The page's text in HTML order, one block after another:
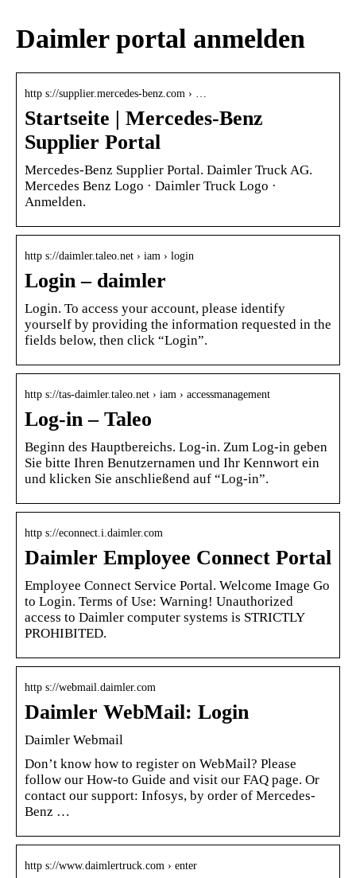
Daimler portal anmelden
http s://supplier.mercedes-benz.com › …
Startseite | Mercedes-Benz
Supplier Portal
Mercedes-Benz Supplier Portal. Daimler Truck AG.
Mercedes Benz Logo · Daimler Truck Logo ·
Anmelden.
http s://daimler.taleo.net › iam › login
Login – daimler
Login. To access your account, please identify
yourself by providing the information requested in the
fields below, then click “Login”.
http s://tas-daimler.taleo.net › iam › accessmanagement
Log-in – Taleo
Beginn des Hauptbereichs. Log-in. Zum Log-in geben
Sie bitte Ihren Benutzernamen und Ihr Kennwort ein
und klicken Sie anschließend auf “Log-in”.
http s://econnect.i.daimler.com
Daimler Employee Connect Portal
Employee Connect Service Portal. Welcome Image Go
to Login. Terms of Use: Warning! Unauthorized
access to Daimler computer systems is STRICTLY
PROHIBITED.
http s://webmail.daimler.com
Daimler WebMail: Login
Daimler Webmail
Don’t know how to register on WebMail? Please
follow our How-to Guide and visit our FAQ page. Or
contact our support: Infosys, by order of Mercedes-
Benz …
http s://www.daimlertruck.com › enter